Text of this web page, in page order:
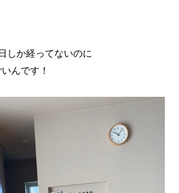
しか経ってないのに
んです！